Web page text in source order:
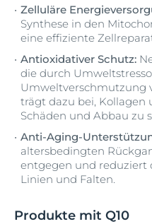
Zelluläre
Synthese in den
eine effiziente
Antioxidativer Schutz:
die durch
Umweltverschmutzung
trägt dazu bei, Kollagen
Schäden und Abbau zu
Anti-Aging-
altersbedingten
entgegen und reduziert
Linien und Falten.
Produkte mit Q10